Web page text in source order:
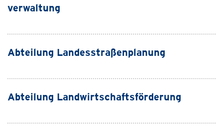
verwaltung
Abteilung Landesstraßenplanung
Abteilung Landwirtschaftsförderung